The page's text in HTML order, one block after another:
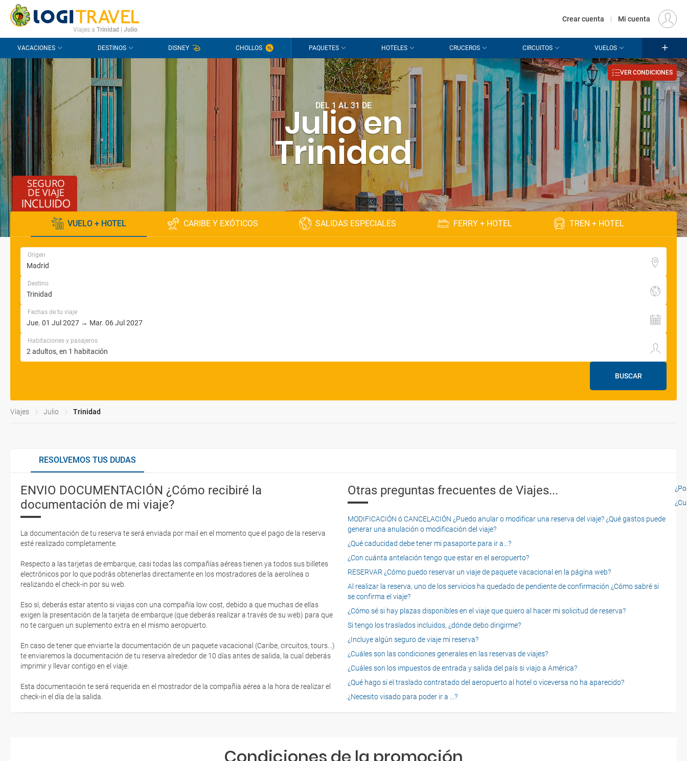
CONTACTO PREGUNTAS FRECUENTES EUR
Viajes a Trinidad Julio.
Crear cuenta | Mi cuenta
VACACIONES DESTINOS DISNEY CHOLLOS PAQUETES HOTELES CRUCEROS CIRCUITOS VUELOS
DEL 1 AL 31 DE
Julio en
Trinidad
VER CONDICIONES
VUELO + HOTEL CARIBE Y EXÓTICOS SALIDAS ESPECIALES FERRY + HOTEL TREN + HOTEL
Origen
Destino
Fechas de tu viaje
Habitaciones y pasajeros
BUSCAR
Viajes Julio Trinidad
RESOLVEMOS TUS DUDAS
ENVIO DOCUMENTACIÓN ¿Cómo recibiré la
documentación de mi viaje?
La documentación de tu reserva te será enviada por mail en el momento que el pago de la reserva
esté realizado completamente.
Respecto a las tarjetas de embarque, casi todas las compañías aéreas tienen ya todos sus billetes
electrónicos por lo que podrás obtenerlas directamente en los mostradores de la aerolínea o
realizando el check-in por su web.
Eso sí, deberás estar atento si viajas con una compañía low cost, debido a que muchas de ellas
exigen la presentación de la tarjeta de embarque (que deberás realizar a través de su web) para que
no te carguen un suplemento extra en el mismo aeropuerto.
En caso de tener que enviarte la documentación de un paquete vacacional (Caribe, circuitos, tours...)
te enviaremos la documentación de tu reserva alrededor de 10 días antes de salida, la cual deberás
imprimir y llevar contigo en el viaje.
Esta documentación te será requerida en el mostrador de la compañía aérea a la hora de realizar el
check-in el día de la salida.
Otras preguntas frecuentes de Viajes...
MODIFICACIÓN ó CANCELACIÓN ¿Puedo anular o modificar una reserva del viaje? ¿Qué gastos puede
generar una anulación o modificación del viaje?
¿Qué caducidad debe tener mi pasaporte para ir a...?
¿Con cuánta antelación tengo que estar en el aeropuerto?
RESERVAR ¿Cómo puedo reservar un viaje de paquete vacacional en la página web?
Al realizar la reserva, uno de los servicios ha quedado de pendiente de confirmación ¿Cómo sabré si
se confirma el viaje?
¿Cómo sé si hay plazas disponibles en el viaje que quiero al hacer mi solicitud de reserva?
Si tengo los traslados incluidos, ¿dónde debo dirigirme?
¿Incluye algún seguro de viaje mi reserva?
¿Cuáles son las condiciones generales en las reservas de viajes?
¿Cuáles son los impuestos de entrada y salida del país si viajo a América?
¿Qué hago si el traslado contratado del aeropuerto al hotel o viceversa no ha aparecido?
¿Necesito visado para poder ir a ...?